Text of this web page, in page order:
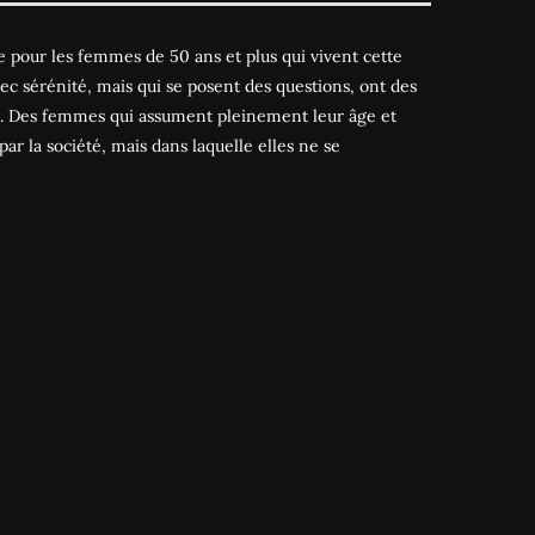
pour les femmes de 50 ans et plus qui vivent cette
sérénité, mais qui se posent des questions, ont des
femmes qui assument pleinement leur âge et
la société, mais dans laquelle elles ne se